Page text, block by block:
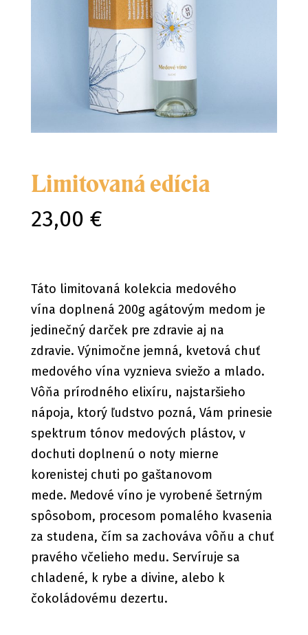
Limitovaná edícia
23,00 €
Táto limitovaná kolekcia medového
vína doplnená 200g agátovým medom je
jedinečný darček pre zdravie aj na
zdravie. Výnimočne jemná, kvetová chuť
medového vína vyznieva sviežo a mlado.
Vôňa prírodného elixíru, najstaršieho
nápoja, ktorý ľudstvo pozná, Vám prinesie
spektrum tónov medových plástov, v
dochuti doplnenú o noty mierne
korenistej chuti po gaštanovom
mede. Medové víno je vyrobené šetrným
spôsobom, procesom pomalého kvasenia
za studena, čím sa zachováva vôňu a chuť
pravého včelieho medu. Servíruje sa
chladené, k rybe a divine, alebo k
čokoládovému dezertu.